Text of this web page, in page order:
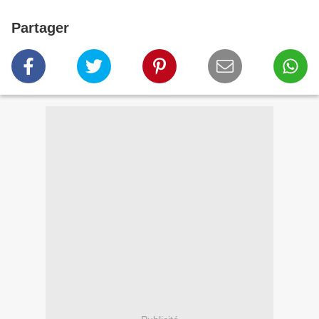
Partager